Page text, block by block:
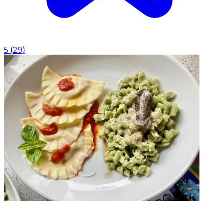
5 (29)